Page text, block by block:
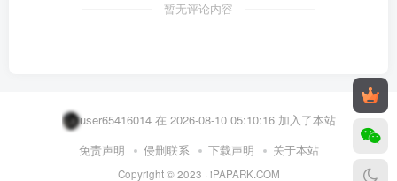
暂无评论内容
user65416014 在 2026-08-10 05:10:16 加入了本站
user57238602 在 2026-08-10 04:40:33 加入了本站
user47405173 在 2026-08-10 03:16:05 加入了本站
免责声明 侵删联系 下载声明 关于本站
Copyright © 2023 · iPAPARK.COM